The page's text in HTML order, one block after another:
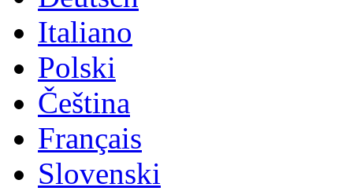
Italiano
Polski
Čeština
Français
Slovenski